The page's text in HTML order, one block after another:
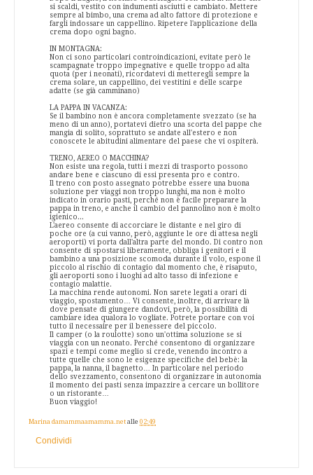
si scaldi, vestito con indumenti asciutti e cambiato. Mettere
sempre al bimbo, una crema ad alto fattore di protezione e
fargli indossare un cappellino. Ripetere l'applicazione della
crema dopo ogni bagno.
IN MONTAGNA:
Non ci sono particolari controindicazioni, evitate però le
scampagnate troppo impegnative e quelle troppo ad alta
quota (per i neonati), ricordatevi di metteregli sempre la
crema solare, un cappellino, dei vestitini e delle scarpe
adatte (se già camminano)
LA PAPPA IN VACANZA:
Se il bambino non è ancora completamente svezzato (se ha
meno di un anno), portatevi dietro una scorta del pappe che
mangia di solito, soprattuto se andate all'estero e non
conoscete le abitudini alimentare del paese che vi ospiterà.
TRENO, AEREO O MACCHINA?
Non esiste una regola, tutti i mezzi di trasporto possono
andare bene e ciascuno di essi presenta pro e contro.
Il treno con posto assegnato potrebbe essere una buona
soluzione per viaggi non troppo lunghi, ma non è molto
indicato in orario pasti, perché non è facile preparare la
pappa in treno, e anche il cambio del pannolino non è molto
igienico...
L'aereo consente di accorciare le distante e nel giro di
poche ore (a cui vanno, però, aggiunte le ore di attesa negli
aeroporti) vi porta dall'altra parte del mondo. Di contro non
consente di spostarsi liberamente, obbliga i genitori e il
bambino a una posizione scomoda durante il volo, espone il
piccolo al rischio di contagio dal momento che, è risaputo,
gli aeroporti sono i luoghi ad alto tasso di infezione e
contagio malattie.
La macchina rende autonomi. Non sarete legati a orari di
viaggio, spostamento… Vi consente, inoltre, di arrivare là
dove pensate di giungere dandovi, però, la possibilità di
cambiare idea qualora lo vogliate. Potrete portare con voi
tutto il necessaire per il benessere del piccolo.
Il camper (o la roulotte) sono un'ottima soluzione se si
viaggia con un neonato. Perché consentono di organizzare
spazi e tempi come meglio si crede, venendo incontro a
tutte quelle che sono le esigenze specifiche del bebè: la
pappa, la nanna, il bagnetto… In particolare nel periodo
dello svezzamento, consentono di organizzare in autonomia
il momento dei pasti senza impazzire a cercare un bollitore
o un ristorante…
Buon viaggio!
Marina damammaamamma.net alle 02:49
Condividi